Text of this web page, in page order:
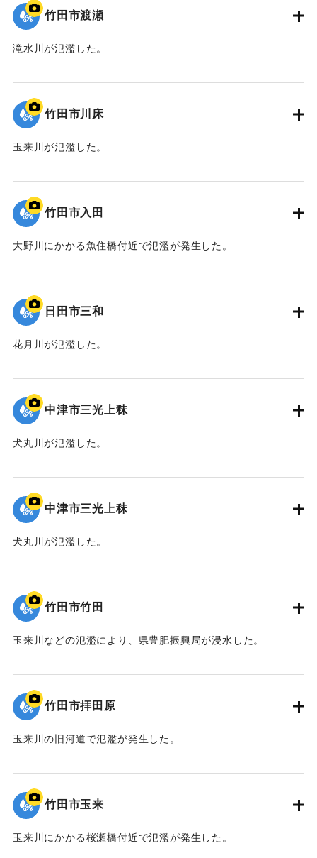
竹田市渡瀬
滝水川が氾濫した。
｜固有コード:09922060
竹田市川床
玉来川が氾濫した。
｜固有コード:09922059
竹田市入田
大野川にかかる魚住橋付近で氾濫が発生した。
｜固有コード:09922058
日田市三和
花月川が氾濫した。
｜固有コード:09922057
中津市三光上秣
犬丸川が氾濫した。
｜固有コード:09922056
中津市三光上秣
犬丸川が氾濫した。
｜固有コード:09922055
竹田市竹田
玉来川などの氾濫により、県豊肥振興局が浸水した。
｜固有コード:09922054
竹田市拝田原
玉来川の旧河道で氾濫が発生した。
｜固有コード:09922053
竹田市玉来
玉来川にかかる桜瀬橋付近で氾濫が発生した。